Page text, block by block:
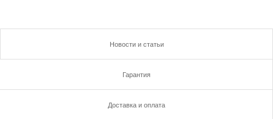
Новости и статьи
Гарантия
Доставка и оплата